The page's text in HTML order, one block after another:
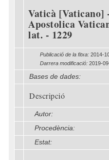
Vaticà [Vaticano]
Apostolica
lat. - 1229
Publicació de la fitxa: 2014-
Darrera modificació: 2019-
Bases de dades:
Descripció
Autor:
Procedència:
Estat: